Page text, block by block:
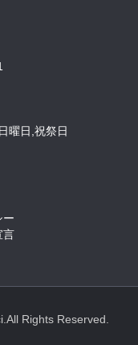
日,祝祭日
ー
言
Rights Reserved.